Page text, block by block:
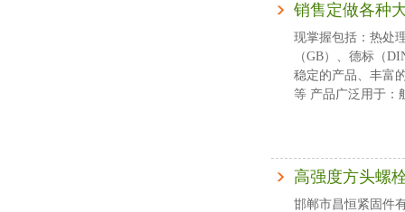
销售定做各种
现掌握包括：热处
（GB）、德标（
稳定的产品、丰富
等 产品广泛用于：
高强度方头螺
邯郸市昌恒紧固件